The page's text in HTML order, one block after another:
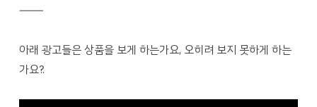
―――
아래 광고들은 상품을 보게 하는가요, 오히려 보지 못하게 하는
가요?.